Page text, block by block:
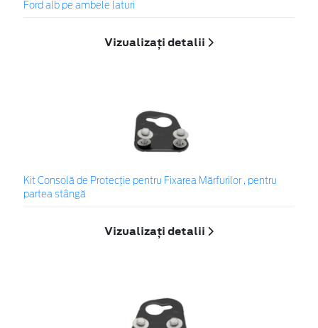
Ford alb pe ambele laturi
Vizualizați detalii
Kit Consolă de Protecție pentru Fixarea Mărfurilor , pentru
partea stângă
Vizualizați detalii